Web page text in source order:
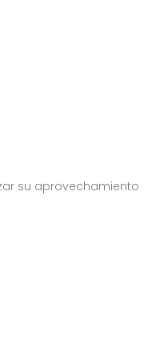
su aprovechamiento